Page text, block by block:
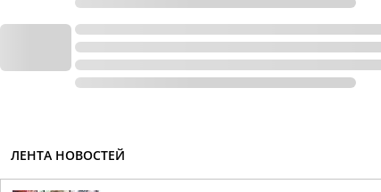
ЛЕНТА НОВОСТЕЙ